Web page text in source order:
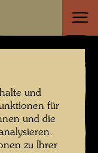
und
für
und die
zu Ihrer